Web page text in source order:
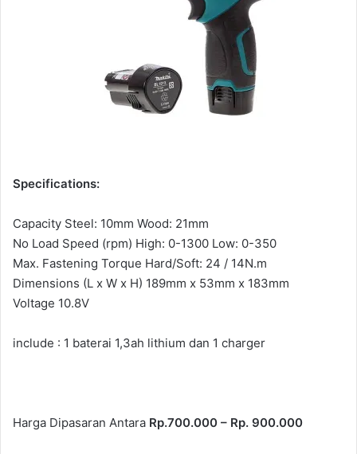
Specifications:
Capacity Steel: 10mm Wood: 21mm
No Load Speed (rpm) High: 0-1300 Low: 0-350
Max. Fastening Torque Hard/Soft: 24 / 14N.m
Dimensions (L x W x H) 189mm x 53mm x 183mm
Voltage 10.8V
include : 1 baterai 1,3ah lithium dan 1 charger
Harga Dipasaran Antara Rp.700.000 – Rp. 900.000